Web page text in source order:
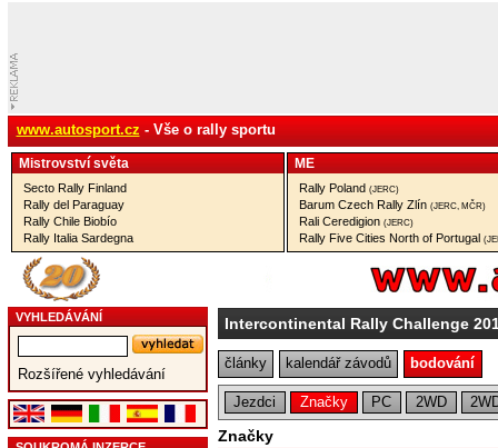
www.autosport.cz - Vše o rally sportu
Mistrovství­ světa
Secto Rally Finland
Rally del Paraguay
Rally Chile Biobío
Rally Italia Sardegna
ME
Rally Poland (JERC)
Barum Czech Rally Zlín (JERC, MČR)
Rali Ceredigion (JERC)
Rally Five Cities North of Portugal
VYHLEDÁVÁNÍ
Rozšířené vyhledávání
Intercontinental Rally Challenge
články kalendář závodů bodování
Jezdci Značky PC 2WD
Značky